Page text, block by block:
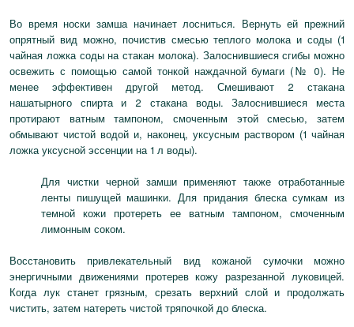
Во время носки замша начинает лосниться. Вернуть ей прежний
опрятный вид можно, почистив смесью теплого молока и соды (1
чайная ложка соды на стакан молока). Залоснившиеся сгибы можно
освежить с помощью самой тонкой наждачной бумаги (№ 0). Не
менее эффективен другой метод. Смешивают 2 стакана
нашатырного спирта и 2 стакана воды. Залоснившиеся места
протирают ватным тампоном, смоченным этой смесью, затем
обмывают чистой водой и, наконец, уксусным раствором (1 чайная
ложка уксусной эссенции на 1 л воды).
Для чистки черной замши применяют также отработанные
ленты пишущей машинки. Для придания блеска сумкам из
темной кожи протереть ее ватным тампоном, смоченным
лимонным соком.
Восстановить привлекательный вид кожаной сумочки можно
энергичными движениями протерев кожу разрезанной луковицей.
Когда лук станет грязным, срезать верхний слой и продолжать
чистить, затем натереть чистой тряпочкой до блеска.